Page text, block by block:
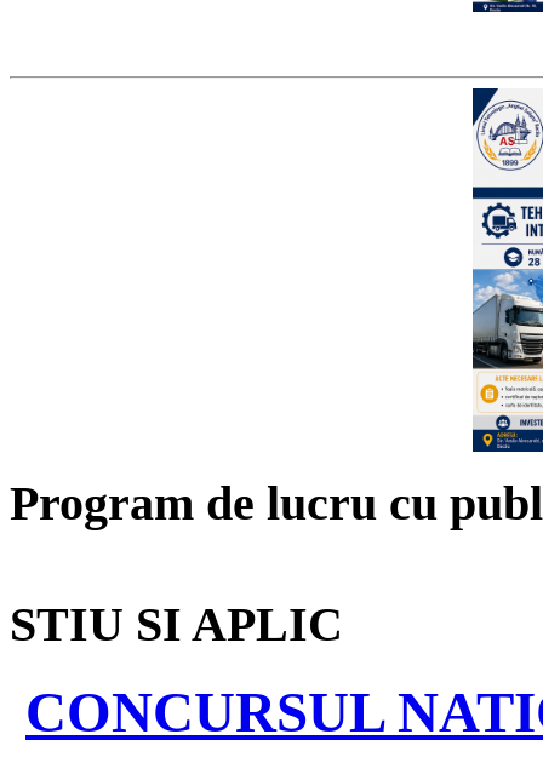
Program de lucru cu
STIU SI APLIC
CONCURSUL